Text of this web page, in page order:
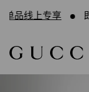
线上专享 即